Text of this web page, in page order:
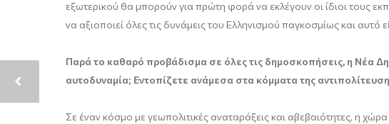
εξωτερικού θα μπορούν για πρώτη φορά να εκλέγουν οι ίδιοι τους
να αξιοποιεί όλες τις δυνάμεις του Ελληνισμού παγκοσμίως και αυτό
Παρά το καθαρό προβάδισμα σε όλες τις δημοσκοπήσεις, η Νέα
αυτοδυναμία; Εντοπίζετε ανάμεσα στα κόμματα της
Σε έναν κόσμο με γεωπολιτικές αναταράξεις και αβεβαιότητες, η